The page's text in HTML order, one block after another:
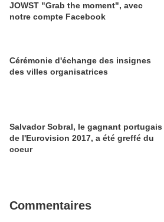
JOWST "Grab the moment", avec
notre compte Facebook
Cérémonie d'échange des insignes
des villes organisatrices
Salvador Sobral, le gagnant portugais
de l'Eurovision 2017, a été greffé du
coeur
Commentaires